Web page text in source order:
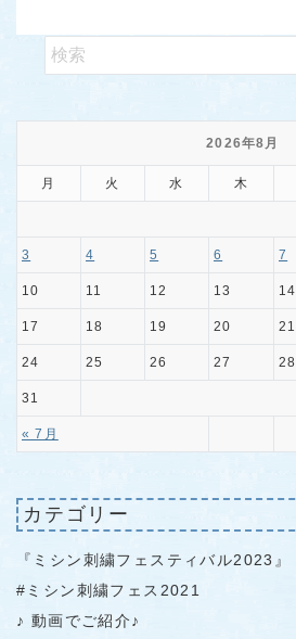
2026年8月
月 火 水 木
« 7月
3 4 5 6 7
10 11 12 13 14
17 18 19 20 21
24 25 26 27 28
31
カテゴリー
『ミシン刺繍フェスティバル2023』
#ミシン刺繍フェス2021
♪ 動画でご紹介♪